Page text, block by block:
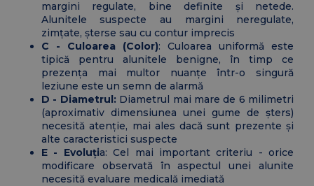
margini regulate, bine definite și netede.
Alunitele suspecte au margini neregulate,
zimțate, șterse sau cu contur imprecis
C - Culoarea (Color): Culoarea uniformă este
tipică pentru alunitele benigne, în timp ce
prezența mai multor nuanțe într-o singură
leziune este un semn de alarmă
D - Diametrul: Diametrul mai mare de 6 milimetri
(aproximativ dimensiunea unei gume de șters)
necesită atenție, mai ales dacă sunt prezente și
alte caracteristici suspecte
E - Evoluția: Cel mai important criteriu - orice
modificare observată în aspectul unei alunite
necesită evaluare medicală imediată